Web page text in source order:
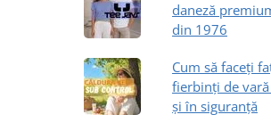
daneză
din 1976
Cum să faceți
fierbinți de
și în siguranță